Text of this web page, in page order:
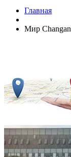
Главная
Мир Changan